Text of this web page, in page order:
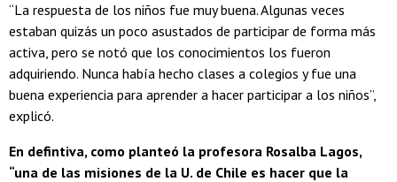
“La respuesta de los niños fue muy buena. Algunas veces
estaban quizás un poco asustados de participar de forma más
activa, pero se notó que los conocimientos los fueron
adquiriendo. Nunca había hecho clases a colegios y fue una
buena experiencia para aprender a hacer participar a los niños”,
explicó.
En defintiva, como planteó la profesora Rosalba Lagos,
“una de las misiones de la U. de Chile es hacer que la